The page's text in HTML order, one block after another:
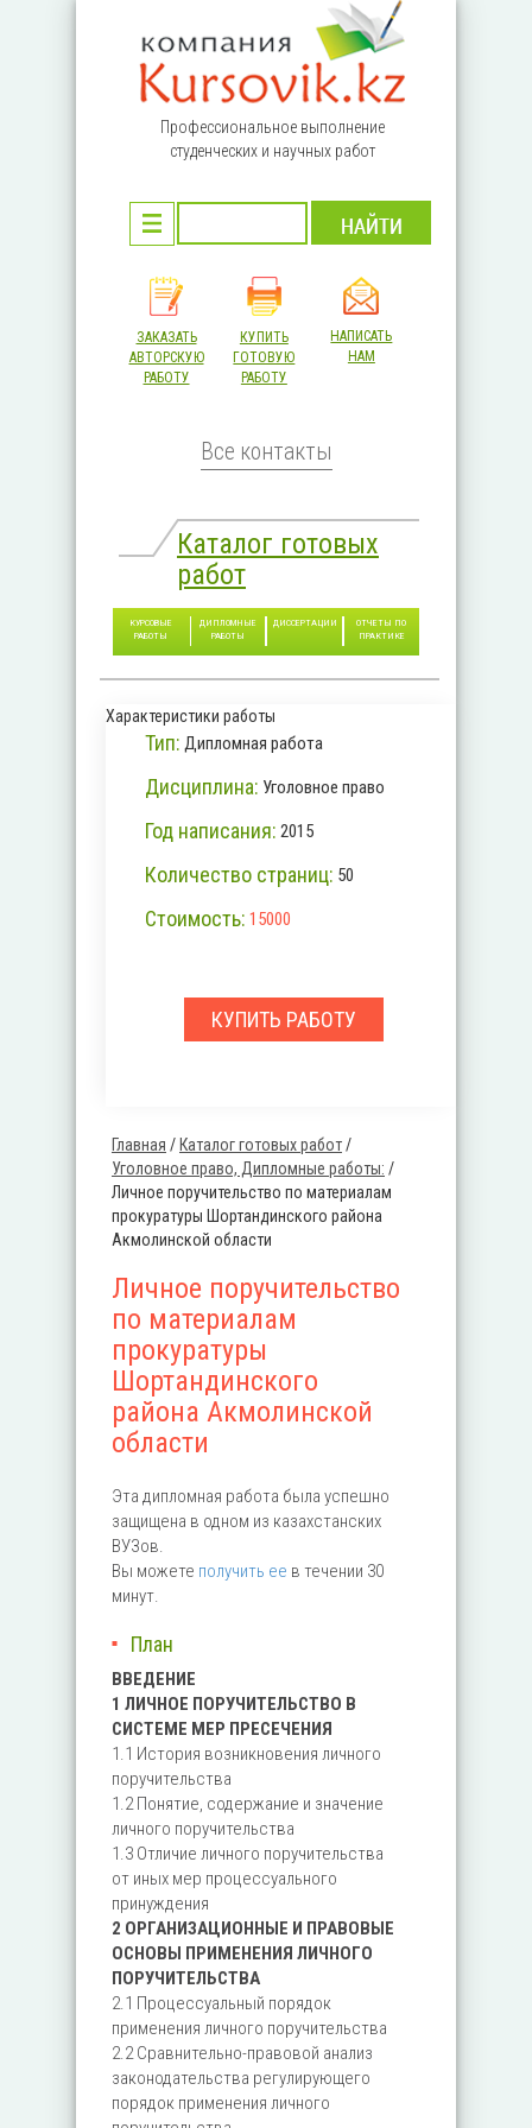
Профессиональное выполнение
студенческих и научных работ
ЗАКАЗАТЬ
АВТОРСКУЮ
РАБОТУ
КУПИТЬ
ГОТОВУЮ
РАБОТУ
НАПИСАТЬ
НАМ
Все контакты
Каталог готовых
работ
КУРСОВЫЕ
РАБОТЫ
ДИПЛОМНЫЕ
РАБОТЫ
ДИССЕРТАЦИИ
ОТЧЕТЫ ПО
ПРАКТИКЕ
Вы здесь
Главная / Каталог готовых работ/
Уголовное право, Дипломные работы: /
Личное поручительство по материалам
прокуратуры Шортандинского района
Акмолинской области
Личное поручительство
по материалам
прокуратуры
Шортандинского
района Акмолинской
области
Эта дипломная работа была успешно
защищена в одном из казахстанских
ВУЗов.
Вы можете получить ее в течении 30
минут.
План
ВВЕДЕНИЕ
1 ЛИЧНОЕ ПОРУЧИТЕЛЬСТВО В
СИСТЕМЕ МЕР ПРЕСЕЧЕНИЯ
1.1 История возникновения личного
поручительства
1.2 Понятие, содержание и значение
личного поручительства
1.3 Отличие личного поручительства
от иных мер процессуального
принуждения
2 ОРГАНИЗАЦИОННЫЕ И ПРАВОВЫЕ
ОСНОВЫ ПРИМЕНЕНИЯ ЛИЧНОГО
ПОРУЧИТЕЛЬСТВА
2.1 Процессуальный порядок
применения личного поручительства
2.2 Сравнительно-правовой анализ
законодательства регулирующего
порядок применения личного
Характеристики работы
Тип: Дипломная работа
Дисциплина: Уголовное право
Год написания: 2015
Количество страниц: 50
Стоимость: 15000
КУПИТЬ РАБОТУ